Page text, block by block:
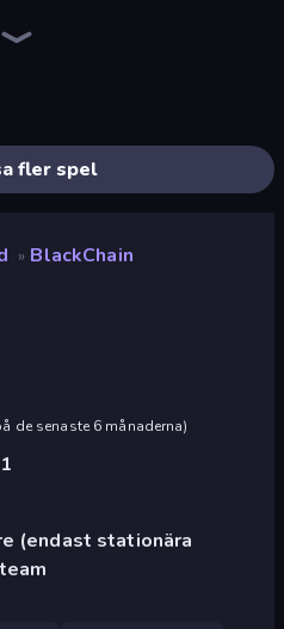
fler spel
» BlackChain
de senaste 6 månaderna)
(endast stationära